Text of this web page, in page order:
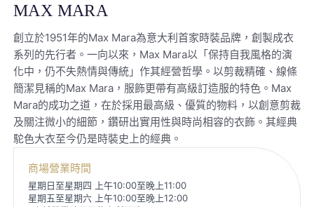
MAX MARA
創立於1951年的Max Mara為意大利首家時裝品牌，創製成衣
系列的先行者。一向以來，Max Mara以「保持自我風格的演
化中，仍不失熱情與傳統」作其經營哲學。以剪裁精確、線條
簡潔見稱的Max Mara，服飾更帶有高級訂造服的特色。Max
Mara的成功之道，在於採用最高級、優質的物料，以創意剪裁
及關注微小的細節，鑽研出實用性與時尚相容的衣飾。其經典
駝色大衣至今仍是時裝史上的經典。
商場營業時間
星期日至星期四 上午10:00至晚上11:00
星期五至星期六 上午10:00至晚上12:00